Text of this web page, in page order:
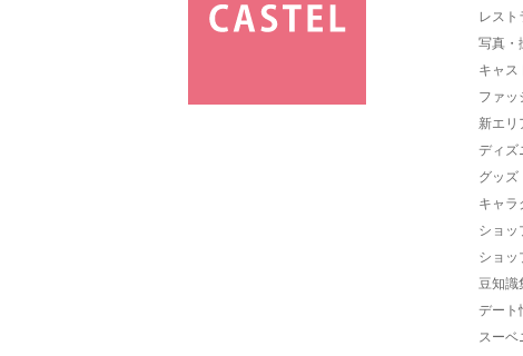
レスト
写真・
キャス
ファッ
新エリ
ディズ
グッズ
キャラ
ショッ
ショッ
豆知識
デート
スーベ